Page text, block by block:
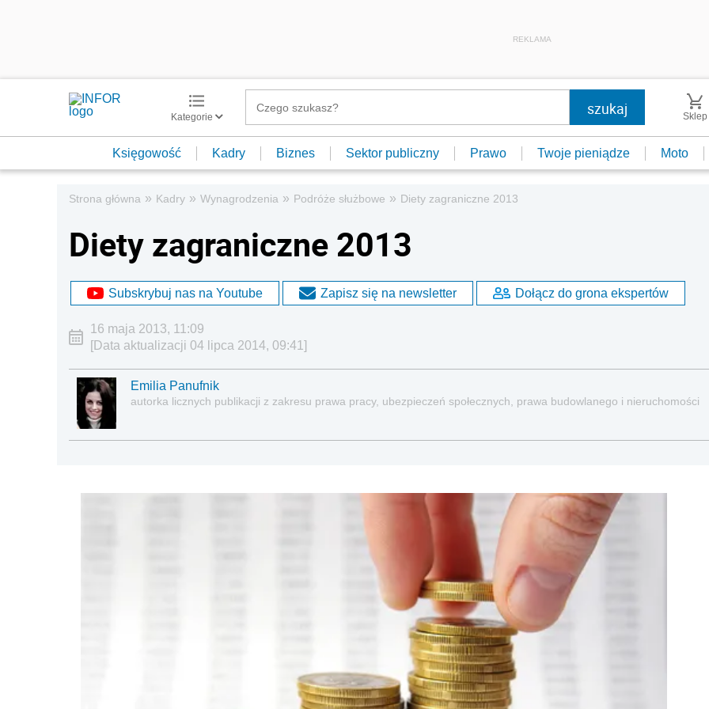
REKLAMA
Kategorie Sklep
Księgowość Kadry Biznes Sektor publiczny Prawo Twoje pieniądze Moto
Strona główna » Kadry » Wynagrodzenia » Podróże służbowe » Diety zagraniczne 2013
Diety zagraniczne 2013
Subskrybuj nas na Youtube Zapisz się na newsletter Dołącz do grona ekspertów
16 maja 2013, 11:09
[Data aktualizacji 04 lipca 2014, 09:41]
Emilia Panufnik
autorka licznych publikacji z zakresu prawa pracy, ubezpieczeń społecznych, prawa budowlanego i nieruchomości